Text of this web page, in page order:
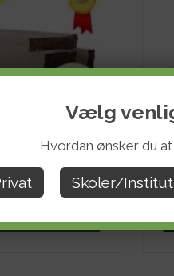
Vælg
Hvordan ønsker du
Skoler/
ekskl. moms